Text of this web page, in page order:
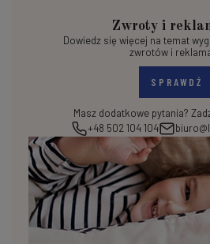
Zwroty i
Dowiedz się więcej na temat
zwrotów i
SPRAWDŹ
Masz dodatkowe pytania?
+48 502 104 104